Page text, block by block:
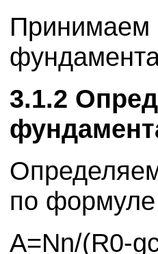
Принимаем
3.1.2
по формуле
А=Nn/(R0-